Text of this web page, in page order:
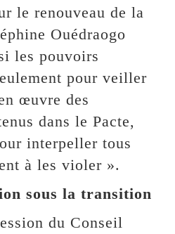
le renouveau de la
Ouédraogo
les pouvoirs
pour veiller
œuvre des
dans le Pacte,
interpeller tous
à les violer ».
sous la transition
du Conseil